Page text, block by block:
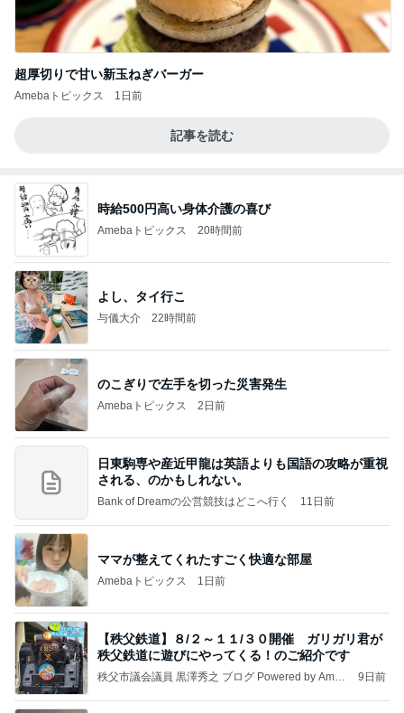
超厚切りで甘い新玉ねぎバーガー
Amebaトピックス 1日前
記事を読む
時給500円高い身体介護の喜び
Amebaトピックス 20時間前
よし、タイ行こ
与儀大介 22時間前
のこぎりで左手を切った災害発生
Amebaトピックス 2日前
日東駒専や産近甲龍は英語よりも国語の攻略が重視
される、のかもしれない。
Bank of Dreamの公営競技はどこへ行く 11日前
ママが整えてくれたすごく快適な部屋
Amebaトピックス 1日前
【秩父鉄道】８/２～１１/３０開催 ガリガリ君が
秩父鉄道に遊びにやってくる！のご紹介です
秩父市議会議員 黒澤秀之 ブログ Powered by Ameb
9日前